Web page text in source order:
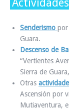
Senderismo por
Guara.
Descenso de
“Vertientes
Sierra de
Otras
Ascensión por
Mutiaventura,